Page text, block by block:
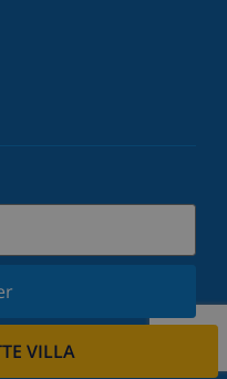
VILLA
et restez informé